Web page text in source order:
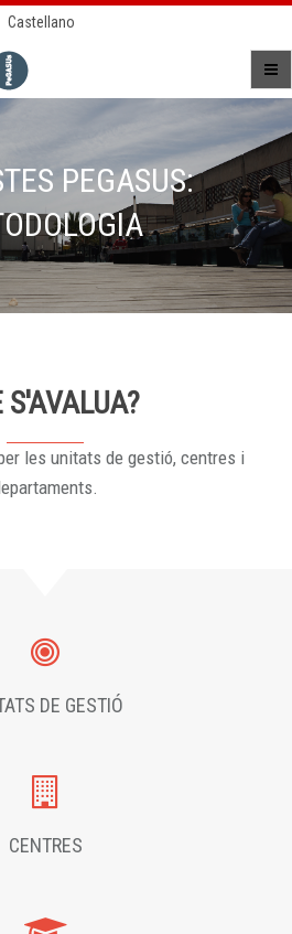
Castellano
PEGASUS:
S'AVALUA?
les unitats de gestió, centres i
DE GESTIÓ
CENTRES